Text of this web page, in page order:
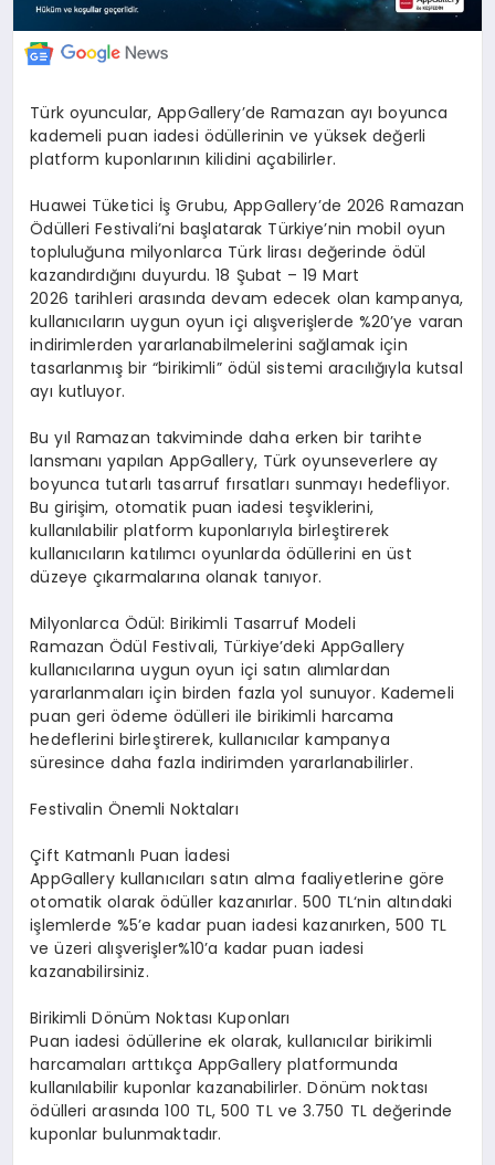
Türk oyuncular, AppGallery’de Ramazan ayı boyunca
kademeli puan iadesi ödüllerinin ve yüksek değerli
platform kuponlarının kilidini açabilirler.
Huawei Tüketici İş Grubu, AppGallery’de 2026 Ramazan
Ödülleri Festivali’ni başlatarak Türkiye’nin mobil oyun
topluluğuna milyonlarca Türk lirası değerinde ödül
kazandırdığını duyurdu.18 Şubat – 19 Mart
2026 tarihleri arasında devam edecek olan kampanya,
kullanıcıların uygun oyun içi alışverişlerde %20’ye varan
indirimlerden yararlanabilmelerini sağlamak için
tasarlanmış bir “birikimli” ödül sistemi aracılığıyla kutsal
ayı kutluyor.
Bu yıl Ramazan takviminde daha erken bir tarihte
lansmanı yapılan AppGallery, Türk oyunseverlere ay
boyunca tutarlı tasarruf fırsatları sunmayı hedefliyor.
Bu girişim, otomatik puan iadesi teşviklerini,
kullanılabilir platform kuponlarıyla birleştirerek
kullanıcıların katılımcı oyunlarda ödüllerini en üst
düzeye çıkarmalarına olanak tanıyor.
Milyonlarca Ödül: Birikimli Tasarruf Modeli
Ramazan Ödül Festivali, Türkiye’deki AppGallery
kullanıcılarına uygun oyun içi satın alımlardan
yararlanmaları için birden fazla yol sunuyor. Kademeli
puan geri ödeme ödülleri ile birikimli harcama
hedeflerini birleştirerek, kullanıcılar kampanya
süresince daha fazla indirimden yararlanabilirler.
Festivalin Önemli Noktaları
Çift Katmanlı Puan İadesi
AppGallery kullanıcıları satın alma faaliyetlerine göre
otomatik olarak ödüller kazanırlar. 500 TL‘nin altındaki
işlemlerde %5’e kadar puan iadesi kazanırken, 500 TL
ve üzeri alışverişler%10’a kadar puan iadesi
kazanabilirsiniz.
Birikimli Dönüm Noktası Kuponları
Puan iadesi ödüllerine ek olarak, kullanıcılar birikimli
harcamaları arttıkça AppGallery platformunda
kullanılabilir kuponlar kazanabilirler. Dönüm noktası
ödülleri arasında100 TL,500 TLve 3.750 TLdeğerinde
kuponlar bulunmaktadır.